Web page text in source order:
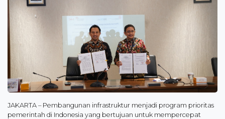
JAKARTA – Pembangunan infrastruktur menjadi program prioritas
pemerintah di Indonesia yang bertujuan untuk mempercepat